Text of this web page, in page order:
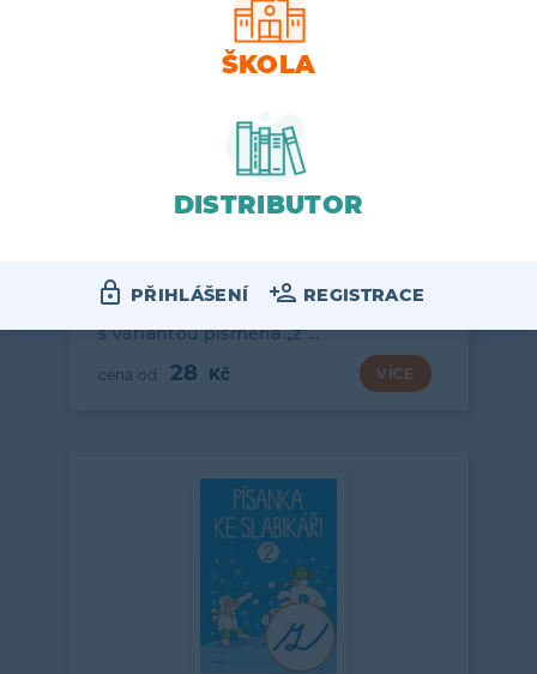
PÍSANKA ke Slabikáři, 3. sešit
(„z“ s kličkou)
Třetí sešit třídílného souboru písanek
pro nácvik psaní vázaným písmem
s variantou písmena „z“…
28 VÍCE
ŠKOLA
DISTRIBUTOR
PŘIHLÁŠENÍ REGISTRACE